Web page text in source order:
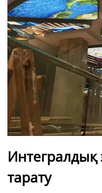
Интегралдық
тарату